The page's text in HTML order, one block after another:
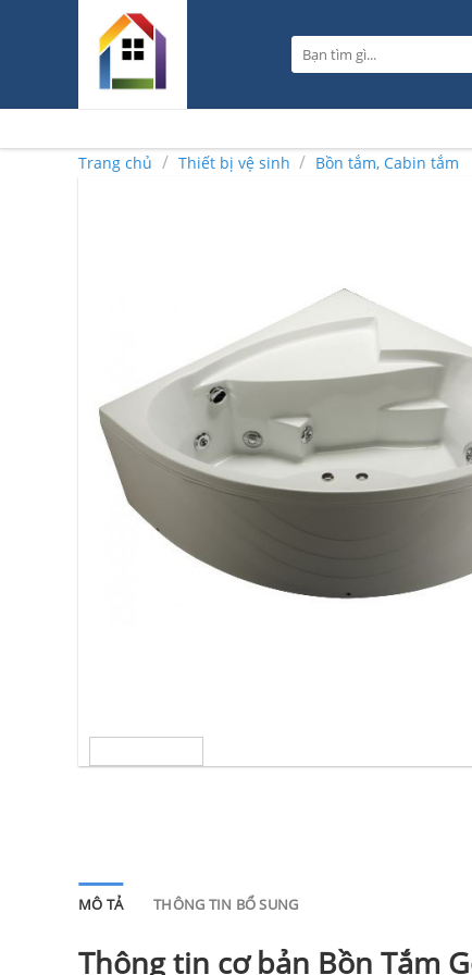
Tìm
kiếm:
Trang chủ / Thiết bị vệ sinh / Bồn tắm, Cabin tắm
MÔ TẢ THÔNG TIN BỔ SUNG
Thông tin cơ bản Bồn Tắm